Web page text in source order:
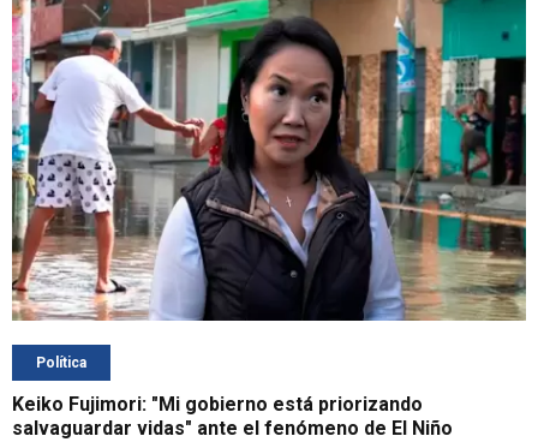
Política
Keiko Fujimori: "Mi gobierno está priorizando
salvaguardar vidas" ante el fenómeno de El Niño